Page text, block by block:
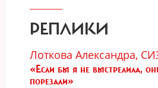
РЕПЛИКИ
Лоткова Александра,
«Если бы я не выстрелила,
порезали»